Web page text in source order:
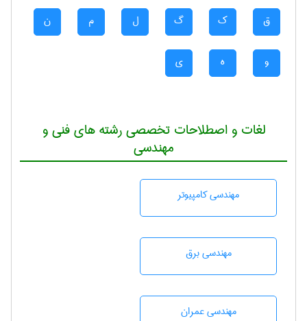
ق ک گ ل م ن
و ه ی
لغات و اصطلاحات تخصصی رشته های فنی و
مهندسی
مهندسی كامپيوتر
مهندسی برق
مهندسی عمران